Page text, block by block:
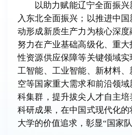
以助力赋能辽宁全面振
入东北全面振兴；以推进中
动形成新质生产力为核心深度
努力在产业基础高级化、重
性资源供应保障等关键领域
工智能、工业智能、新材料
空等国家重大需求和前沿领
科集群，提升拔尖人才自主
科研成果，在中国式现代化
大学的价值追求，彰显“国家